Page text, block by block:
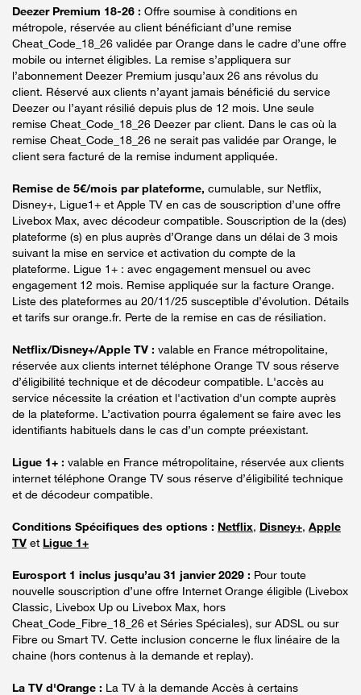
Deezer Premium 18-26 : Offre soumise à conditions en
métropole, réservée au client bénéficiant d’une remise
Cheat_Code_18_26 validée par Orange dans le cadre d’une offre
mobile ou internet éligibles. La remise s’appliquera sur
l’abonnement Deezer Premium jusqu’aux 26 ans révolus du
client. Réservé aux clients n’ayant jamais bénéficié du service
Deezer ou l’ayant résilié depuis plus de 12 mois. Une seule
remise Cheat_Code_18_26 Deezer par client. Dans le cas où la
remise Cheat_Code_18_26 ne serait pas validée par Orange, le
client sera facturé de la remise indument appliquée.
Remise de 5€/mois par plateforme, cumulable, sur Netflix,
Disney+, Ligue1+ et Apple TV en cas de souscription d’une offre
Livebox Max, avec décodeur compatible. Souscription de la (des)
plateforme (s) en plus auprès d’Orange dans un délai de 3 mois
suivant la mise en service et activation du compte de la
plateforme. Ligue 1+ : avec engagement mensuel ou avec
engagement 12 mois. Remise appliquée sur la facture Orange.
Liste des plateformes au 20/11/25 susceptible d’évolution. Détails
et tarifs sur orange.fr. Perte de la remise en cas de résiliation.
Netflix/Disney+/Apple TV : valable en France métropolitaine,
réservée aux clients internet téléphone Orange TV sous réserve
d’éligibilité technique et de décodeur compatible. L'accès au
service nécessite la création et l'activation d'un compte auprès
de la plateforme. L’activation pourra également se faire avec les
identifiants habituels dans le cas d’un compte préexistant.
Ligue 1+ : valable en France métropolitaine, réservée aux clients
internet téléphone Orange TV sous réserve d’éligibilité technique
et de décodeur compatible.
Conditions Spécifiques des options : Netflix, Disney+, Apple
TV et Ligue 1+
Eurosport 1 inclus jusqu’au 31 janvier 2029 : Pour toute
nouvelle souscription d’une offre Internet Orange éligible (Livebox
Classic, Livebox Up ou Livebox Max, hors
Cheat_Code_Fibre_18_26 et Séries Spéciales), sur ADSL ou sur
Fibre ou Smart TV. Cette inclusion concerne le flux linéaire de la
chaine (hors contenus à la demande et replay).
La TV d'Orange : La TV à la demande Accès à certains